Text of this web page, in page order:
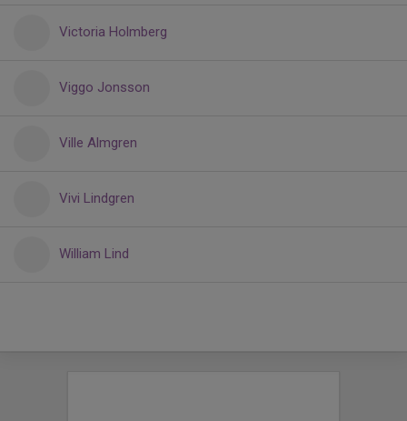
Victoria Holmberg
Viggo Jonsson
Ville Almgren
Vivi Lindgren
William Lind